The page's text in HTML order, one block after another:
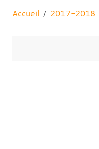
Accueil 2017-2018